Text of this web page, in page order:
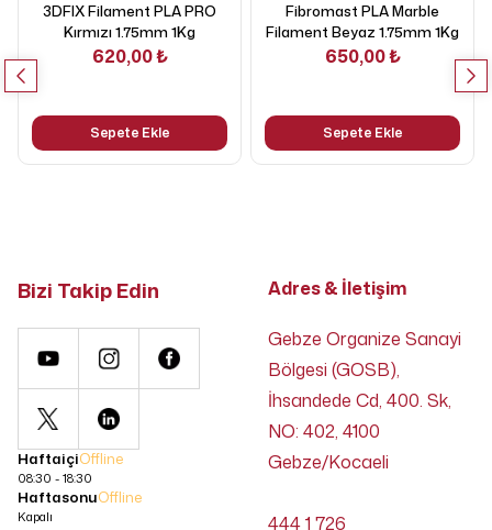
3DFIX Filament PLA PRO
Kırmızı 1.75mm 1Kg
620,00 ₺
Sepete Ekle
Fibromast PLA Marble
Filament Beyaz 1.75mm 1Kg
650,00 ₺
Sepete Ekle
Bizi Takip Edin
HaftaiçiOffline
08:30 - 18:30
HaftasonuOffline
Kapalı
Adres & İletişim
Gebze Organize Sanayi
Bölgesi (GOSB),
İhsandede Cd, 400. Sk,
NO: 402, 4100
Gebze/Kocaeli
444 1 726